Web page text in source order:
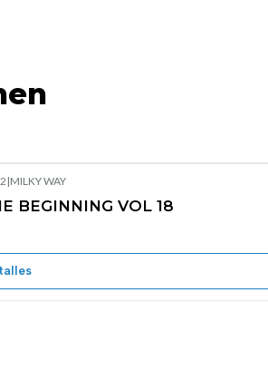
|MILKY WAY
BEGINNING VOL 18